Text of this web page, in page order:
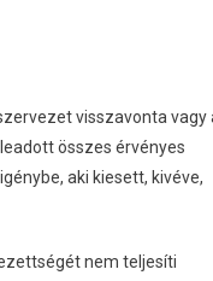
visszavonta vagy
összes érvényes
aki kiesett, kivéve,
nem teljesíti